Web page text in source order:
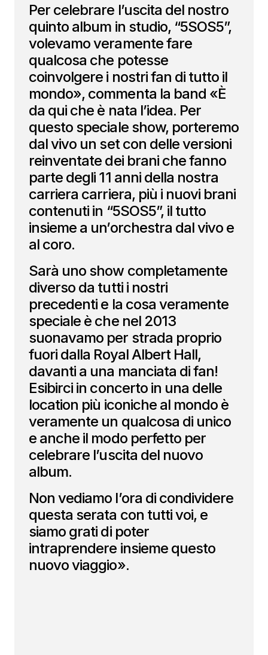
Per celebrare l’uscita del nostro
quinto album in studio, “5SOS5”,
volevamo veramente fare
qualcosa che potesse
coinvolgere i nostri fan di tutto il
mondo», commenta la band «È
da qui che è nata l’idea. Per
questo speciale show, porteremo
dal vivo un set con delle versioni
reinventate dei brani che fanno
parte degli 11 anni della nostra
carriera carriera, più i nuovi brani
contenuti in “5SOS5”, il tutto
insieme a un’orchestra dal vivo e
al coro.
Sarà uno show completamente
diverso da tutti i nostri
precedenti e la cosa veramente
speciale è che nel 2013
suonavamo per strada proprio
fuori dalla Royal Albert Hall,
davanti a una manciata di fan!
Esibirci in concerto in una delle
location più iconiche al mondo è
veramente un qualcosa di unico
e anche il modo perfetto per
celebrare l’uscita del nuovo
album.
Non vediamo l’ora di condividere
questa serata con tutti voi, e
siamo grati di poter
intraprendere insieme questo
nuovo viaggio».